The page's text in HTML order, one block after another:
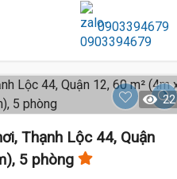
0903394679
22
Thạnh Lộc 44, Quận
5 phòng